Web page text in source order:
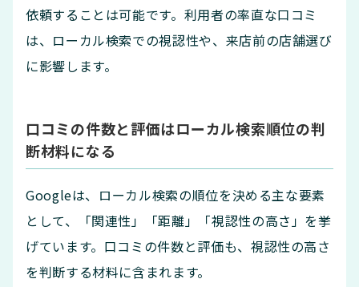
依頼することは可能です。利用者の率直な口コミ
は、ローカル検索での視認性や、来店前の店舗選び
に影響します。
口コミの件数と評価はローカル検索順位の判
断材料になる
Googleは、ローカル検索の順位を決める主な要素
として、「関連性」「距離」「視認性の高さ」を挙
げています。口コミの件数と評価も、視認性の高さ
を判断する材料に含まれます。